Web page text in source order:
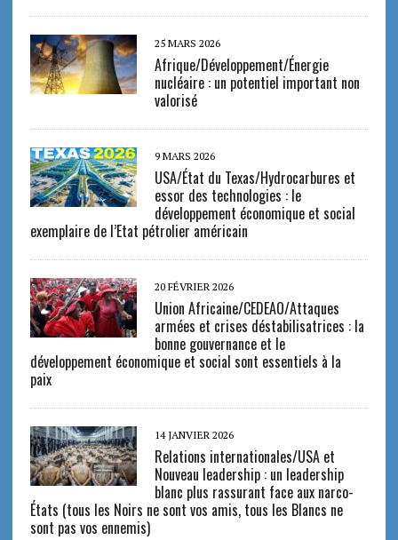
25 MARS 2026
Afrique/Développement/Énergie
nucléaire : un potentiel important non
valorisé
9 MARS 2026
USA/État du Texas/Hydrocarbures et
essor des technologies : le
développement économique et social
exemplaire de l’Etat pétrolier américain
20 FÉVRIER 2026
Union Africaine/CEDEAO/Attaques
armées et crises déstabilisatrices : la
bonne gouvernance et le
développement économique et social sont essentiels à la
paix
14 JANVIER 2026
Relations internationales/USA et
Nouveau leadership : un leadership
blanc plus rassurant face aux narco-
États (tous les Noirs ne sont vos amis, tous les Blancs ne
sont pas vos ennemis)